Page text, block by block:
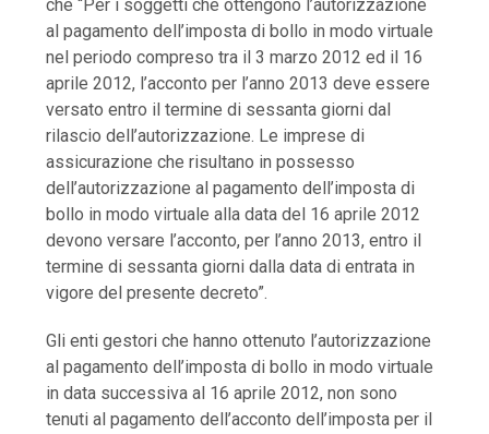
che “Per i soggetti che ottengono l’autorizzazione
al pagamento dell’imposta di bollo in modo virtuale
nel periodo compreso tra il 3 marzo 2012 ed il 16
aprile 2012, l’acconto per l’anno 2013 deve essere
versato entro il termine di sessanta giorni dal
rilascio dell’autorizzazione. Le imprese di
assicurazione che risultano in possesso
dell’autorizzazione al pagamento dell’imposta di
bollo in modo virtuale alla data del 16 aprile 2012
devono versare l’acconto, per l’anno 2013, entro il
termine di sessanta giorni dalla data di entrata in
vigore del presente decreto”.
Gli enti gestori che hanno ottenuto l’autorizzazione
al pagamento dell’imposta di bollo in modo virtuale
in data successiva al 16 aprile 2012, non sono
tenuti al pagamento dell’acconto dell’imposta per il